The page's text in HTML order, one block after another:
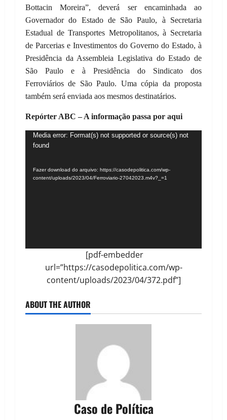
Bottacin Moreira”, deverá ser encaminhada ao
Governador do Estado de São Paulo, à Secretaria
Estadual de Transportes Metropolitanos, à Secretaria
de Parcerias e Investimentos do Governo do Estado, à
Presidência da Assembleia Legislativa do Estado de
São Paulo e à Presidência do Sindicato dos
Ferroviários de São Paulo. Uma cópia da proposta
também será enviada aos mesmos destinatários.
Repórter ABC – A informação passa por aqui
Tocador
de
Media error: Format(s) not supported or source(s) not
found
Fazer download do arquivo: https://casodepolitica.com/wp-
content/uploads/2023/04/Ferroviario-27042023.m4v?_=1
[pdf-embedder
url=”https://casodepolitica.com/wp-
content/uploads/2023/04/372.pdf”]
ABOUT THE AUTHOR
Caso de Política